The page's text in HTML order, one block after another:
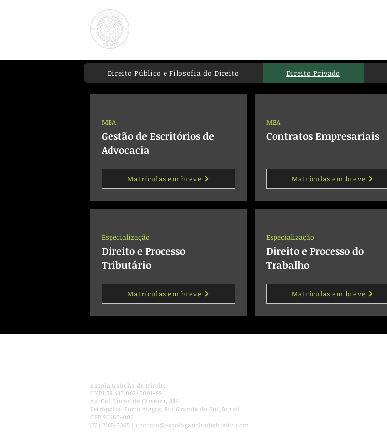
Direito Público e Filosofia do Direito Direito Privado
MBA
Gestão de Escritórios de
Advocacia
Matrículas em breve
Especialização
Direito e Processo
Tributário
Matrículas em breve
MBA
Contratos Empresariais
Matrículas em breve
Especialização
Direito e Processo do
Trabalho
Matrículas em breve
Escola Gaúcha de Direito
CNPJ 55.433.062/0001-89
Av. Cel. Lucas de Oliveira, 894.
Petrópolis. Porto Alegre, Rio Grande do Sul, Brasil.
CEP 90460-000
(51) 2165-3365 | contato@escolagauchadedireito.com